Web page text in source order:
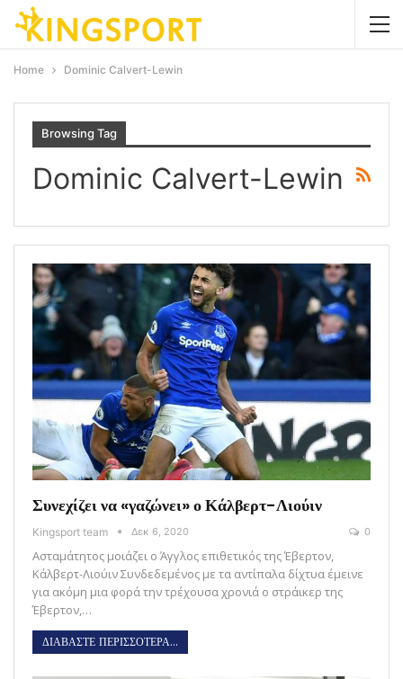
Home Dominic Calvert-Lewin
Browsing Tag
Dominic Calvert-Lewin
Συνεχίζει να «γαζώνει» ο Κάλβερτ-Λιούιν
Kingsport team Δεκ 6, 2020 0
Ασταμάτητος μοιάζει ο Άγγλος επιθετικός της Έβερτον,
Κάλβερτ-Λιούιν Συνδεδεμένος με τα αντίπαλα δίχτυα έμεινε
για ακόμη μια φορά την τρέχουσα χρονιά ο στράικερ της
Έβερτον,…
ΔΙΑΒΑΣΤΕ ΠΕΡΙΣΣΟΤΕΡΑ...